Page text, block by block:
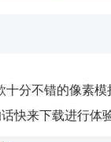
十分不错的像素
快来下载进行体